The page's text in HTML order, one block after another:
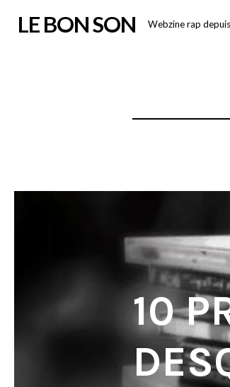
LE BON SON Webzine rap
10